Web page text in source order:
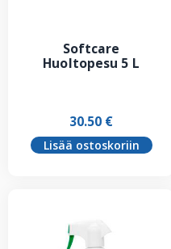
Softcare
Huoltopesu 5 L
30.50 €
Lisää ostoskoriin